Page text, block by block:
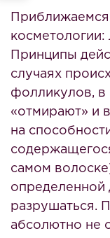
Принципы
случаях
фолликулов, в
«отмирают» и
на
самом
определенной
разрушаться.
абсолютно не